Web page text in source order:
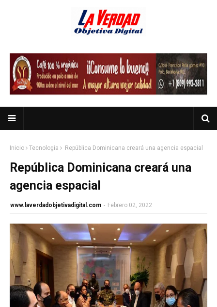
Inicio Tecnologia República Dominicana creará una agencia espacial
República Dominicana creará una
agencia espacial
www.laverdadobjetivadigital.com - Febrero 02, 2022